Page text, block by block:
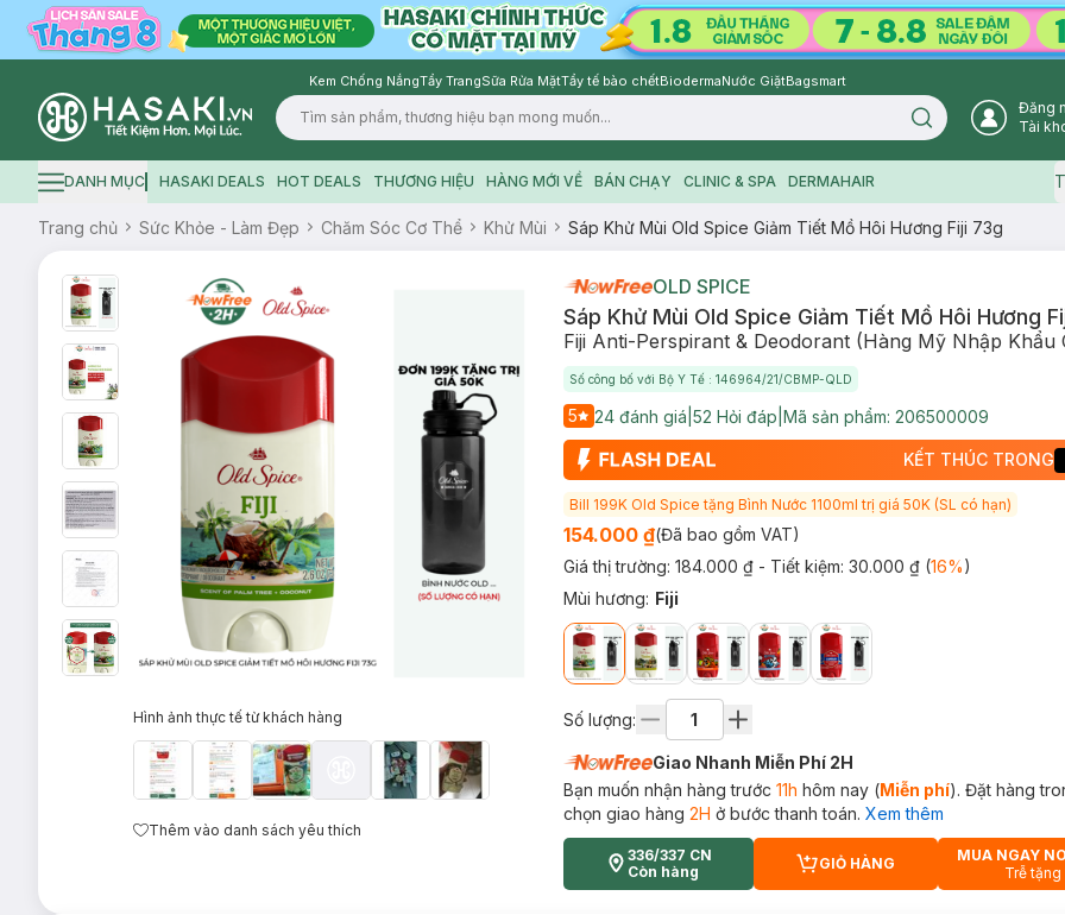
Kem Chống NắngTẩy TrangSữa Rửa MặtTẩy tế bào chếtBiodermaNước GiặtBagsmart
Logo
Search icon
Đăng
Tài
Hamburger icon
DANH MỤC HASAKI DEALS HOT DEALS THƯƠNG HIỆU HÀNG MỚI VỀ BÁN CHẠY CLINIC & SPA DERMAHAIR
Trang chủ Sức Khỏe - Làm Đẹp Chăm Sóc Cơ Thể Khử Mùi Sáp Khử Mùi Old Spice Giảm Tiết Mồ Hôi Hương Fiji 73g
Hình ảnh thực tế từ khách hàng
Thêm vào danh sách yêu thích
OLD SPICE
Sáp Khử Mùi Old Spice Giảm Tiết Mồ Hôi Hương
Fiji Anti-Perspirant & Deodorant (Hàng Mỹ Nhập Khẩu
Số công bố với Bộ Y Tế : 146964/21/CBMP-QLD
5 24đánh giá 52 Hỏi đáp Mã sản phẩm: 206500009
KẾT THÚC TRONG
Bill 199K Old Spice tặng Bình Nước 1100ml trị giá 50K (SL có hạn)
154.000 ₫(Đã bao gồm VAT)
Giá thị trường: 184.000 ₫ - Tiết kiệm: 30.000 ₫(16%)
Mùi hương: Fiji
Số lượng:
Giao Nhanh Miễn Phí 2H
Bạn muốn nhận hàng trước 11h hôm nay (Miễn phí). Đặt hàng
chọn giao hàng 2H ở bước thanh toán. Xem thêm
336/337 CN
Còn hàng
CART PLUS ICON
GIỎ HÀNG
MUA NGAY
Trễ tặng